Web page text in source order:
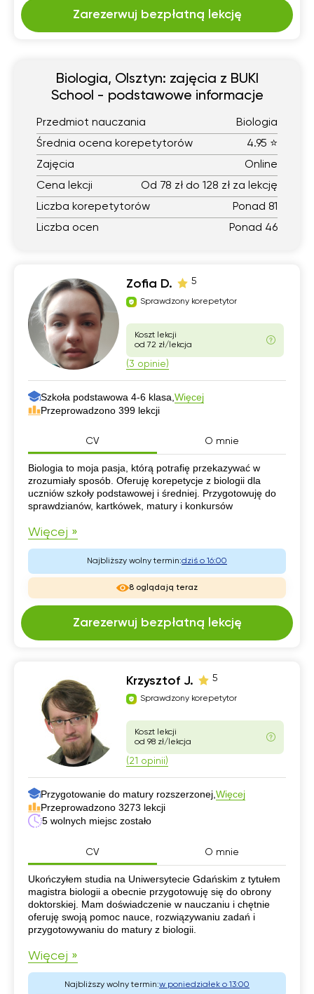
Zarezerwuj bezpłatną lekcję
Biologia, Olsztyn: zajęcia z BUKI
School - podstawowe informacje
Przedmiot nauczania
Biologia
Średnia ocena korepetytorów
4.95 ⭐
Zajęcia
Online
Cena lekcji
Od 78 zł do 128 zł za lekcję
Liczba korepetytorów
Ponad 81
Liczba ocen
Ponad 46
Zofia D. 5
Sprawdzony korepetytor
Koszt lekcji
od 72 zł/lekcja
(3 opinie)
Szkoła podstawowa 4-6 klasa, Więcej
Przeprowadzono 399 lekcji
CV O mnie
CV
Biologia to moja pasja, którą potrafię przekazywać w
zrozumiały sposób. Oferuję korepetycje z biologii dla
uczniów szkoły podstawowej i średniej. Przygotowuję do
sprawdzianów, kartkówek, matury i konkursów
Więcej »
Najbliższy wolny termin:dziś o 16:00
8 oglądają teraz
Zarezerwuj bezpłatną lekcję
Krzysztof J. 5
Sprawdzony korepetytor
Koszt lekcji
od 98 zł/lekcja
(21 opinii)
Przygotowanie do matury rozszerzonej, Więcej
Przeprowadzono 3273 lekcji
5 wolnych miejsc zostało
CV O mnie
CV
Ukończyłem studia na Uniwersytecie Gdańskim z tytułem
magistra biologii a obecnie przygotowuję się do obrony
doktorskiej. Mam doświadczenie w nauczaniu i chętnie
oferuję swoją pomoc nauce, rozwiązywaniu zadań i
przygotowywaniu do matury z biologii.
Więcej »
Najbliższy wolny termin:w poniedziałek o 13:00